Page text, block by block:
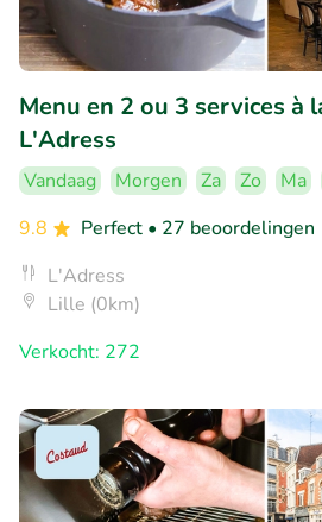
Menu en 2 ou 3 services à
L'Adress
Vandaag Morgen Za Zo Ma
9.8
Perfect • 27 beoordelingen
L'Adress
Lille (0km)
Verkocht: 272